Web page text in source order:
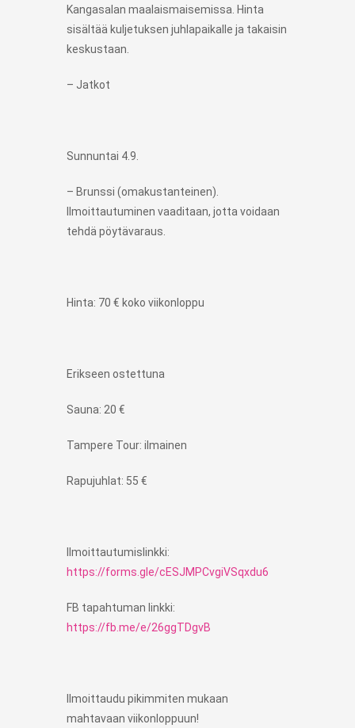
Kangasalan maalaismaisemissa. Hinta
sisältää kuljetuksen juhlapaikalle ja takaisin
keskustaan.
– Jatkot
Sunnuntai 4.9.
– Brunssi (omakustanteinen).
Ilmoittautuminen vaaditaan, jotta voidaan
tehdä pöytävaraus.
Hinta: 70 € koko viikonloppu
Erikseen ostettuna
Sauna: 20 €
Tampere Tour: ilmainen
Rapujuhlat: 55 €
Ilmoittautumislinkki:
https://forms.gle/cESJMPCvgiVSqxdu6
FB tapahtuman linkki:
https://fb.me/e/26ggTDgvB
Ilmoittaudu pikimmiten mukaan
mahtavaan viikonloppuun!